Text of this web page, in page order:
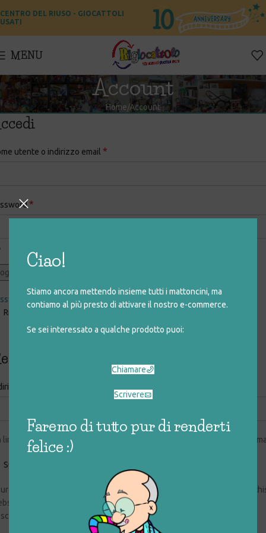
Ciao!
Stiamo ancora mettendo insieme tutti i mattoncini, ma
contiamo al più presto di attivare il nostro e-commerce.
Se sei interessato a qualche prodotto puoi:
Chiamare
Scrivere
Faremo di tutto pur di renderti
felice :)
CENTRO DEL RIUSO - GIOCATTOLI
USATI
MENU
Account
Home Account
utente o indirizzo email *
*
in
dimenticata?
Ricordami
email
link per impostare una nuova password verrà inviato al tuo indirizzo
Subscribe to our newsletter
personal data will be used to support your experience throughout
to manage access to your account, and for other purposes
in our
privacy policy.